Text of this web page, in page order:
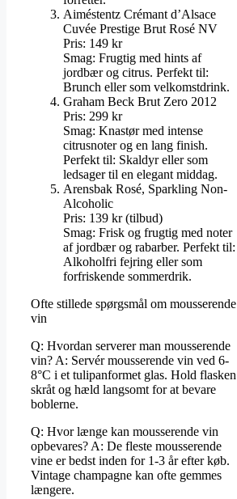
Aiméstentz Crémant d’Alsace
Cuvée Prestige Brut Rosé NV
Pris: 149 kr
Smag: Frugtig med hints af
jordbær og citrus. Perfekt til:
Brunch eller som velkomstdrink.
Graham Beck Brut Zero 2012
Pris: 299 kr
Smag: Knastør med intense
citrusnoter og en lang finish.
Perfekt til: Skaldyr eller som
ledsager til en elegant middag.
Arensbak Rosé, Sparkling Non-
Alcoholic
Pris: 139 kr (tilbud)
Smag: Frisk og frugtig med noter
af jordbær og rabarber. Perfekt til:
Alkoholfri fejring eller som
forfriskende sommerdrik.
Ofte stillede spørgsmål om mousserende
vin
Q: Hvordan serverer man mousserende
vin? A: Servér mousserende vin ved 6-
8°C i et tulipanformet glas. Hold flasken
skråt og hæld langsomt for at bevare
boblerne.
Q: Hvor længe kan mousserende vin
opbevares? A: De fleste mousserende
vine er bedst inden for 1-3 år efter køb.
Vintage champagne kan ofte gemmes
længere.